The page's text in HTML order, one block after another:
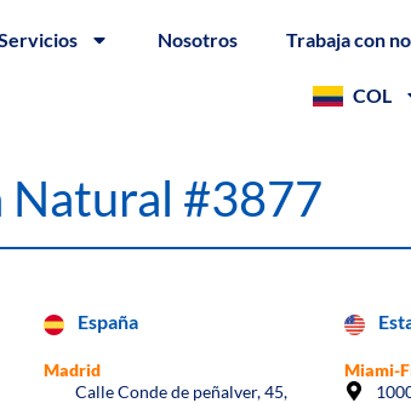
Nosotros Trabaja con
COL
Natural #3877
España
Madrid
Calle Conde de peñalver, 45,
Miami-